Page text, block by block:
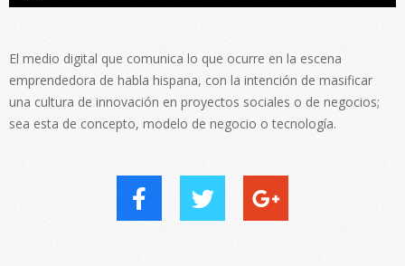
El medio digital que comunica lo que ocurre en la escena
emprendedora de habla hispana, con la intención de masificar
una cultura de innovación en proyectos sociales o de negocios;
sea esta de concepto, modelo de negocio o tecnología.